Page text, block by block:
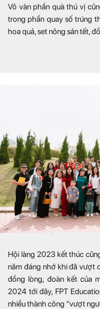
Vô vàn phần quà thú vị
trong phần quay số trúng
hoa quả, set nông sản tết,
Hội làng 2023 kết thúc
năm đáng nhớ khi đã vượt
đồng lòng, đoàn kết của
2024 tới đây, FPT
nhiều thành công “vượt